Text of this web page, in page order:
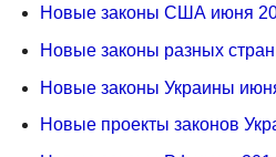
Новые законы США июня
Новые законы разных
Новые законы Украины
Новые проекты законов